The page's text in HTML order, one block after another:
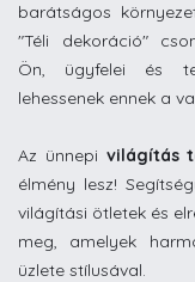
barátságos
"Téli dekoráció"
Ön, ügyfelei és
lehessenek ennek a
Az ünnepi világítás
élmény lesz!
világítási ötletek és
meg, amelyek
üzlete stílusával.